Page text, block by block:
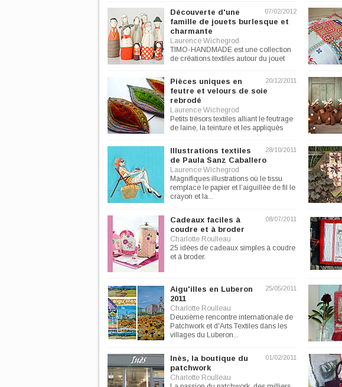
07/02/2012
Découverte d'une
famille de jouets burlesque et
charmante
Laurence Wichegrod
TIMO-HANDMADE est une collection
de créations textiles autour du jouet
20/12/2011
Pièces uniques en
feutre et velours de soie
rebrodé
Laurence Wichegrod
Petits trésors textiles alliant le feutrage
de laine, la teinture et les appliqués
28/10/2011
Illustrations textiles
de Paula Sanz Caballero
Laurence Wichegrod
Magnifiques illustrations où le tissu
remplace le papier et l’aiguillée de fil le
crayon et la...
08/07/2011
Cadeaux faciles à
coudre et à broder
Charlotte Roulleau
25 idées de cadeaux simples à coudre
et à broder.
25/05/2011
Aigu'illes en Luberon
2011
Charlotte Roulleau
Deuxième rencontre internationale de
Patchwork et d'Arts Textiles dans les
villages du Luberon...
01/02/2011
Inès, la boutique du
patchwork
Charlotte Roulleau